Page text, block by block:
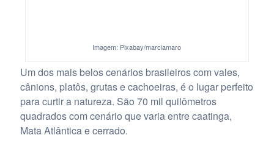
Imagem: Pixabay/marciamaro
Um dos mais belos cenários brasileiros com vales,
cânions, platôs, grutas e cachoeiras, é o lugar perfeito
para curtir a natureza. São 70 mil quilômetros
quadrados com cenário que varia entre caatinga,
Mata Atlântica e cerrado.